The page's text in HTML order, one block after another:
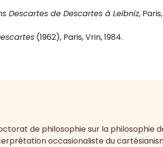
Descartes de Descartes à Leibniz,
(1962), Paris, Vrin, 1984.
de philosophie sur la philosophie
occasionaliste du